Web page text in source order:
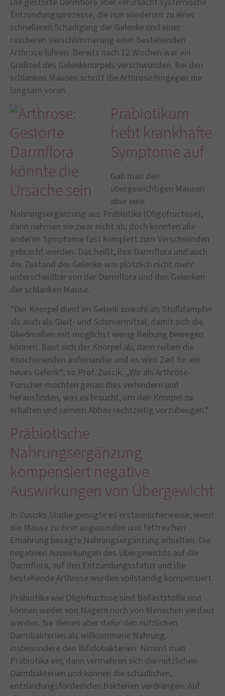
Entzündungsprozesse, die nun wiederum zu einer
schnelleren Schädigung der Gelenke und einer
rascheren Verschlimmerung einer bestehenden
Arthrose führen. Bereits nach 12 Wochen war ein
Großteil des Gelenkknorpels verschwunden. Bei den
schlanken Mäusen schritt die Arthrose hingegen nur
langsam voran.
Präbiotikum
hebt krankhafte
Symptome auf
Gab man den
übergewichtigen Mäusen
aber eine
Nahrungsergänzung aus Präbiotika (Oligofructose),
dann nahmen sie zwar nicht ab, doch konnten alle
anderen Symptome fast komplett zum Verschwinden
gebracht werden. Das heißt, ihre Darmflora und auch
der Zustand der Gelenke war plötzlich nicht mehr
unterscheidbar von der Darmflora und den Gelenken
der schlanken Mäuse.
“Der Knorpel dient im Gelenk sowohl als Stoßdämpfer
als auch als Gleit- und Schmiermittel, damit sich die
Gliedmaßen mit möglichst wenig Reibung bewegen
können. Baut sich der Knorpel ab, dann reiben die
Knochenenden aufeinander und es wird Zeit für ein
neues Gelenk“, so Prof. Zuscik. „Wir als Arthrose-
Forscher möchten genau dies verhindern und
herausfinden, was es braucht, um den Knorpel zu
erhalten und seinem Abbau rechtzeitig vorzubeugen.“
Präbiotische
Nahrungsergänzung
kompensiert negative
Auswirkungen von Übergewicht
In Zusciks Studie genügte es erstaunlicherweise, wenn
die Mäuse zu ihrer ungesunden und fettreichen
Ernährung besagte Nahrungsergänzung erhielten. Die
negativen Auswirkungen des Übergewichts auf die
Darmflora, auf den Entzündungsstatus und die
bestehende Arthrose wurden vollständig kompensiert.
Präbiotika wie Oligofructose sind Ballaststoffe und
können weder von Nagern noch von Menschen verdaut
werden. Sie dienen aber dafür den nützlichen
Darmbakterien als willkommene Nahrung,
insbesondere den Bifidobakterien. Nimmt man
Präbiotika ein, dann vermehren sich die nützlichen
Darmbakterien und können die schädlichen,
entzündungsfördernden Bakterien verdrängen. Auf